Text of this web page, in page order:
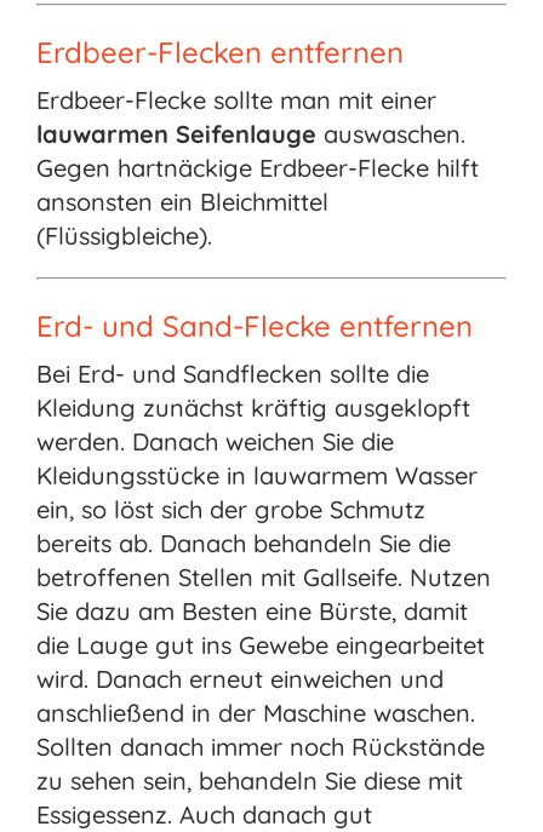
Erdbeer-Flecken entfernen
Erdbeer-Flecke sollte man mit einer
lauwarmen Seifenlauge auswaschen.
Gegen hartnäckige Erdbeer-Flecke hilft
ansonsten ein Bleichmittel
(Flüssigbleiche).
Erd- und Sand-Flecke entfernen
Bei Erd- und Sandflecken sollte die
Kleidung zunächst kräftig ausgeklopft
werden. Danach weichen Sie die
Kleidungsstücke in lauwarmem Wasser
ein, so löst sich der grobe Schmutz
bereits ab. Danach behandeln Sie die
betroffenen Stellen mit Gallseife. Nutzen
Sie dazu am Besten eine Bürste, damit
die Lauge gut ins Gewebe eingearbeitet
wird. Danach erneut einweichen und
anschließend in der Maschine waschen.
Sollten danach immer noch Rückstände
zu sehen sein, behandeln Sie diese mit
Essigessenz. Auch danach gut